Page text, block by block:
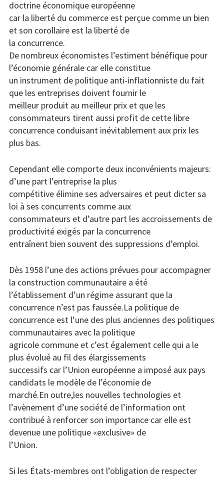
Europe
doctrine économique européenne
car la liberté du commerce est perçue comme un bien
et son corollaire est la liberté de
la concurrence.
De nombreux économistes l’estiment bénéfique pour
l’économie générale car elle constitue
un instrument de politique anti-inflationniste du fait
que les entreprises doivent fournir le
meilleur produit au meilleur prix et que les
consommateurs tirent aussi profit de cette libre
concurrence conduisant inévitablement aux prix les
plus bas.
Cependant elle comporte deux inconvénients majeurs:
d’une part l’entreprise la plus
compétitive élimine ses adversaires et peut dicter sa
loi à ses concurrents comme aux
consommateurs et d’autre part les accroissements de
productivité exigés par la concurrence
entraînent bien souvent des suppressions d’emploi.
Dès 1958 l’une des actions prévues pour accompagner
la construction communautaire a été
l’établissement d’un régime assurant que la
concurrence n’est pas faussée.La politique de
concurrence est l’une des plus anciennes des politiques
communautaires avec la politique
agricole commune et c’est également celle qui a le
plus évolué au fil des élargissements
successifs car l’Union européenne a imposé aux pays
candidats le modèle de l’économie de
marché.En outre,les nouvelles technologies et
l’avènement d’une société de l’information ont
contribué à renforcer son importance car elle est
devenue une politique «exclusive» de
l’Union.
Si les États-membres ont l’obligation de respecter